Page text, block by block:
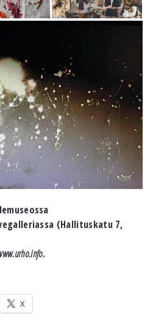
(Hallituskatu 7,
.
X